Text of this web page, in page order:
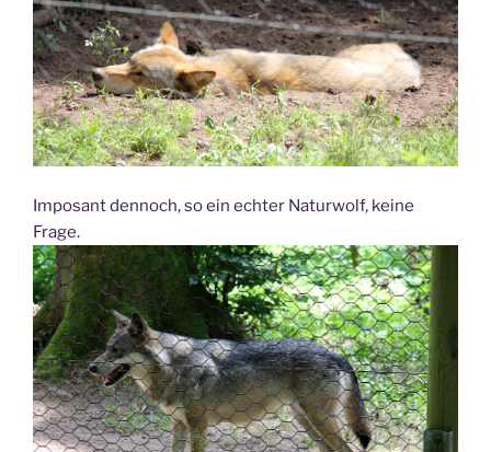
Imposant dennoch, so ein echter Naturwolf, keine
Frage.